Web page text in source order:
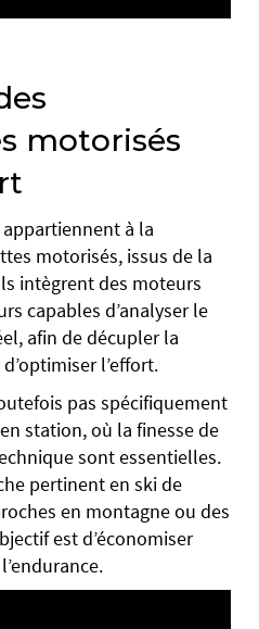
motorisés
appartiennent à la
motorisés, issus de la
intègrent des moteurs
capables d’analyser le
afin de décupler la
l’effort.
pas spécifiquement
station, où la finesse de
sont essentielles.
pertinent en ski de
en montagne ou des
est d’économiser